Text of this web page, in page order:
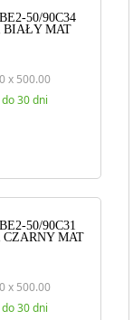
50/90C34
BIAŁY MAT
x 500.00
30 dni
50/90C31
CZARNY MAT
x 500.00
30 dni